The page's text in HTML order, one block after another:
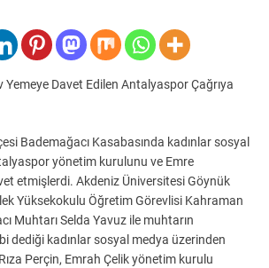
Davet Edilen Antalyaspor Çağrıya
Bademağacı Kasabasında kadınlar sosyal
yönetim kurulunu ve Emre
etmişlerdi. Akdeniz Üniversitesi Göynük
Yüksekokulu Öğretim Görevlisi Kahraman
Muhtarı Selda Yavuz ile muhtarın
dediği kadınlar sosyal medya üzerinden
Perçin, Emrah Çelik yönetim kurulu